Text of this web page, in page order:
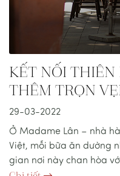
KẾT NỐI
THÊM TRỌN
29-03-2022
Ở Madame Lân – nhà
Việt, mỗi bữa ăn dường
gian nơi này chan hòa